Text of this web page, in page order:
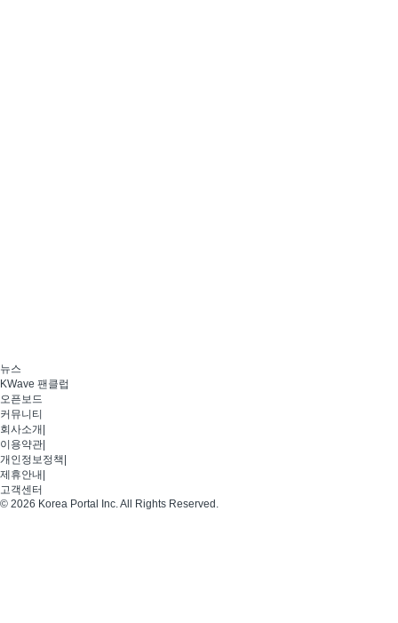
뉴스
KWave 팬클럽
오픈보드
커뮤니티
회사소개
이용약관
개인정보정책
제휴안내
고객센터
© 2026 Korea Portal Inc. All Rights Reserved.